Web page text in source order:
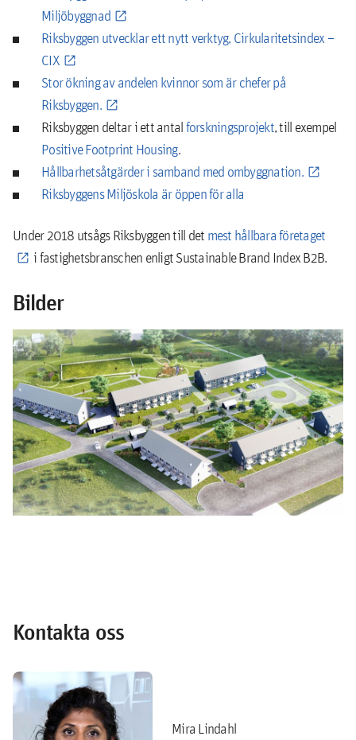
Miljöbyggnad
Riksbyggen utvecklar ett nytt verktyg, Cirkularitetsindex –
CIX
Stor ökning av andelen kvinnor som är chefer på
Riksbyggen.
Riksbyggen deltar i ett antalforskningsprojekt, till exempel
Positive Footprint Housing.
Hållbarhetsåtgärder i samband med ombyggnation.
Riksbyggens Miljöskola är öppen för alla
Under 2018 utsågs Riksbyggen till det mest hållbara företaget
i fastighetsbranschen enligt Sustainable Brand Index B2B.
Bilder
Kontakta oss
Mira Lindahl